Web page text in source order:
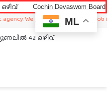
Cochin Devaswom Board LD
We just sharing available job in
42 ഒഴിവ്
ML